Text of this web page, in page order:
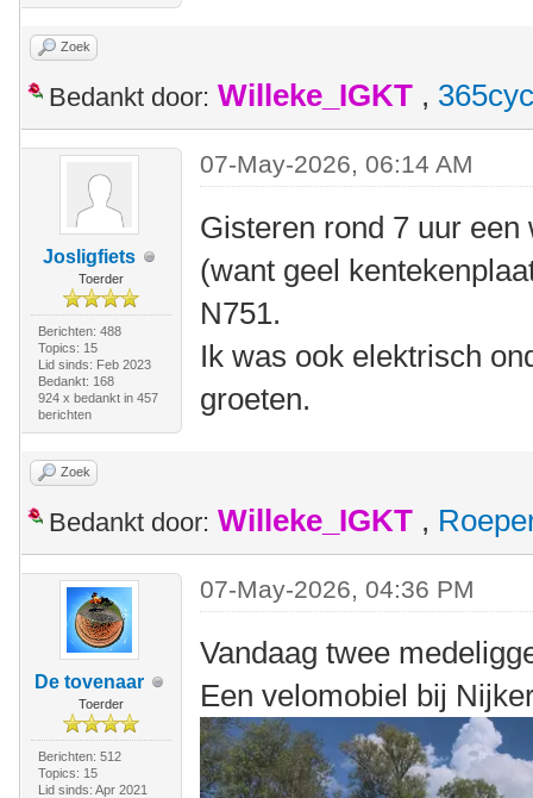
Zoek
Bedankt door: Willeke_IGKT ,
Josligfiets
Toerder
Berichten: 488
Topics: 15
Lid sinds: Feb 2023
Bedankt: 168
924 x bedankt in 457
berichten
07-May-2026, 06:14 AM
Gisteren rond 7 uur
(want geel
N751.
Ik was ook elektrisch
groeten.
Zoek
Bedankt door: Willeke_IGKT ,
De tovenaar
Toerder
Berichten: 512
Topics: 15
Lid sinds: Apr 2021
07-May-2026, 04:36 PM
Vandaag twee
Een velomobiel bij